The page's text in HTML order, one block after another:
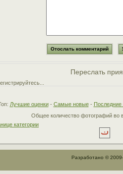
Переслать
Лучшие оценки- Самые новые-
Общее количество фотографий во
категории
Разработано ©